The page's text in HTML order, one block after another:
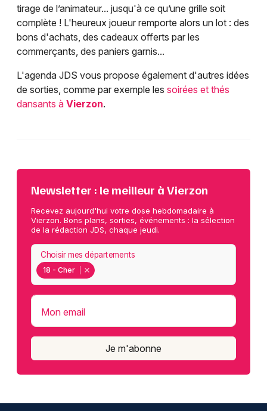
tirage de l’animateur... jusqu'à ce qu’une grille soit
complète ! L'heureux joueur remporte alors un lot : des
bons d'achats, des cadeaux offerts par les
commerçants, des paniers garnis...
L'agenda JDS vous propose également d'autres idées
de sorties, comme par exemple les soirées et thés
dansants à Vierzon.
Newsletter : le meilleur à Vierzon
Recevez aujourd'hui votre dose hebdomadaire à
Vierzon. Bons plans, sorties, événements : la sélection
de la rédaction JDS, chaque jeudi.
18 - Cher
Choisir mes départements
Mon email
Je m'abonne